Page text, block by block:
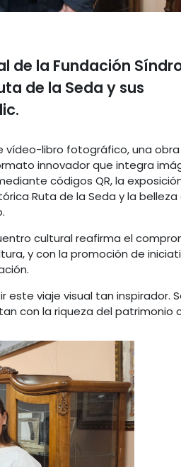
de la Fundación
de la Seda y sus
libro fotográfico, una obra
innovador que integra
códigos QR, la
Ruta de la Seda y la
cultural reafirma el
y con la promoción de
viaje visual tan inspirador.
con la riqueza del patrimonio